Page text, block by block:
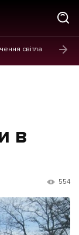
світла
в
554